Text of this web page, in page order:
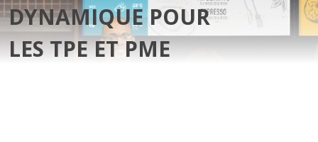
DYNAMIQUE POUR
LES TPE ET PME